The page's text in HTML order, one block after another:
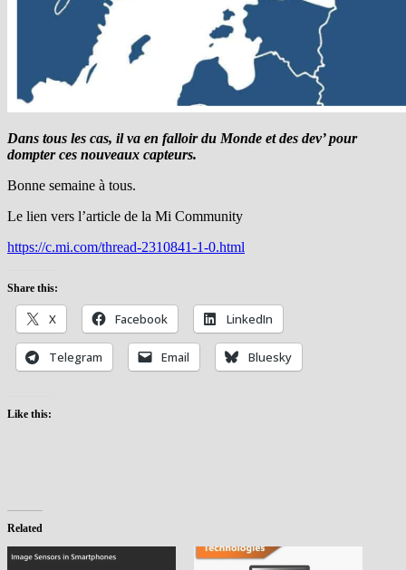
Dans tous les cas, il va en falloir du Monde et des dev’ pour
dompter ces nouveaux capteurs.
Bonne semaine à tous.
Le lien vers l’article de la Mi Community
https://c.mi.com/thread-2310841-1-0.html
Share this:
X Facebook LinkedIn
Telegram Email Bluesky
Like this:
Related